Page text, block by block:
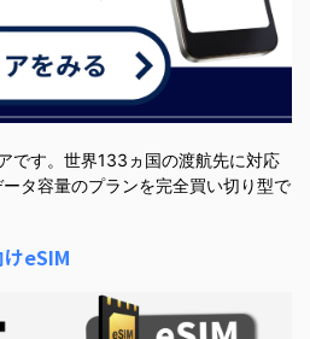
です。世界133ヵ国の渡航先に対応
タ容量のプランを完全買い切り型で
eSIM